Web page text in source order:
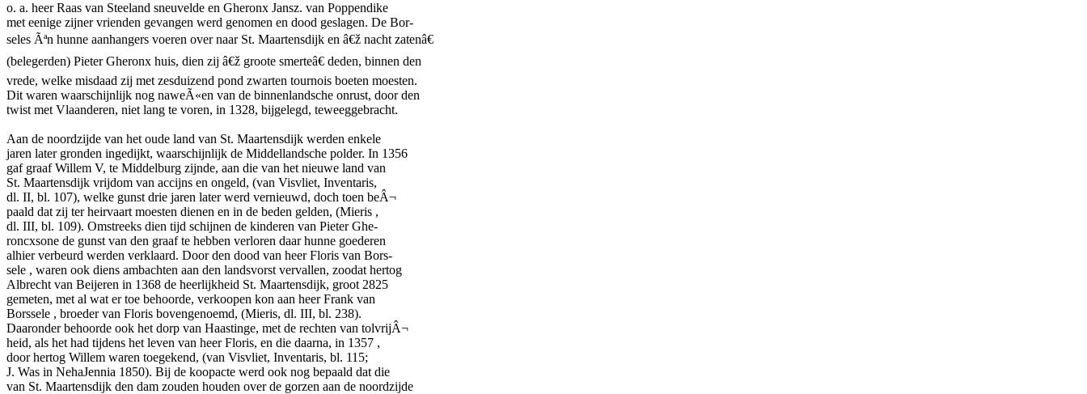
o. a. heer Raas van Steeland sneuvelde en Gheronx Jansz. van Poppendike
met eenige zijner vrienden gevangen werd genomen en dood geslagen. De Bor-
seles Ãªn hunne aanhangers voeren over naar St. Maartensdijk en â€ž nacht zatenâ€
(belegerden) Pieter Gheronx huis, dien zij â€ž groote smerteâ€ deden, binnen den
vrede, welke misdaad zij met zesduizend pond zwarten tournois boeten moesten.
Dit waren waarschijnlijk nog naweÃ«en van de binnenlandsche onrust, door den
twist met Vlaanderen, niet lang te voren, in 1328, bijgelegd, teweeggebracht.
Aan de noordzijde van het oude land van St. Maartensdijk werden enkele
jaren later gronden ingedijkt, waarschijnlijk de Middellandsche polder. In 1356
gaf graaf Willem V, te Middelburg zijnde, aan die van het nieuwe land van
St. Maartensdijk vrijdom van accijns en ongeld, (van Visvliet, Inventaris,
dl. II, bl. 107), welke gunst drie jaren later werd vernieuwd, doch toen beÂ¬
paald dat zij ter heirvaart moesten dienen en in de beden gelden, (Mieris ,
dl. III, bl. 109). Omstreeks dien tijd schijnen de kinderen van Pieter Ghe-
roncxsone de gunst van den graaf te hebben verloren daar hunne goederen
alhier verbeurd werden verklaard. Door den dood van heer Floris van Bors-
sele , waren ook diens ambachten aan den landsvorst vervallen, zoodat hertog
Albrecht van Beijeren in 1368 de heerlijkheid St. Maartensdijk, groot 2825
gemeten, met al wat er toe behoorde, verkoopen kon aan heer Frank van
Borssele , broeder van Floris bovengenoemd, (Mieris, dl. III, bl. 238).
Daaronder behoorde ook het dorp van Haastinge, met de rechten van tolvrijÂ¬
heid, als het had tijdens het leven van heer Floris, en die daarna, in 1357 ,
door hertog Willem waren toegekend, (van Visvliet, Inventaris, bl. 115;
J. Was in NehaJennia 1850). Bij de koopacte werd ook nog bepaald dat die
van St. Maartensdijk den dam zouden houden over de gorzen aan de noordzijde